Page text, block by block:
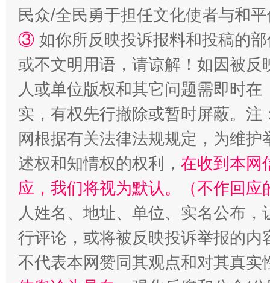
漫山遍野的桃花与雪山、麦地、白藏房 除
招工难、用工荒背后
民众/全民勇于担任文化使者与和
③ 如你所反映投诉报料和投稿的
或不文明用语，请谅解！如因被
人或单位版权和其它问题需即时在
实，有权先行撤除或暂时屏蔽。
网根据有关法律法规规定，为维
述权和知情权的权利， 在收到本网
应，我们将视为默认。（不作回应
人姓名、地址、单位、实名公布
行评论，或将被反映投诉举报的
不代表本网赞同其观点和对其真实